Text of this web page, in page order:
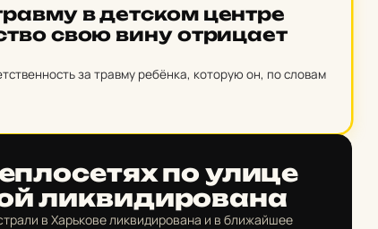
в дет­ском центре
свою вину от­ри­ца­ет
за травму ребёнка, которую он, по словам
по улице
лик­ви­ди­ро­ва­на
в Харькове ликвидирована и в ближайшее